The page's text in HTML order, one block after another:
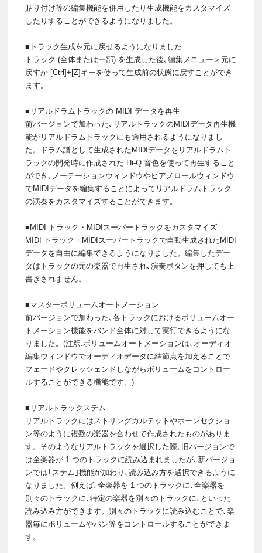
貼り付け等の編集機能を併用したり生成機能をカスタマイズ
したりすることができるようになりました。
■トラック生成を元に戻せるようになりました
トラック (全体または一部) を生成した後､編集メニュー＞元に
戻すか [Ctrl]+[Z]キーを使って生成前の状態に戻すことができ
ます。
■リアルドラムトラックの MIDI データを再生
前バージョンで加わった､リアルトラックのMIDIデータ再生機
能がリアルドラムトラックにも適用されるようになりまし
た。ドラム譜として生成されたMIDIデータをリアルドラムト
ラックの開発時に作成された Hi-Q 音色を使って再生すること
ができ､ノーテーションウィンドウやピアノロールウィンドウ
でMIDIデータを編集することによってリアルドラムトラック
の演奏をカスタマイズすることができます。
■MIDI トラック・MIDIスーパートラックをカスタマイズ
MIDI トラック・MIDIスーパートラックで自動生成されたMIDI
データを自由に編集できるようになりました。編集したデー
タはトラックの元の楽器で再生され､演奏ボタンを押しても上
書きされません。
■マスターボリュームオートメーション
前バージョンで加わった､各トラックにおけるボリュームオー
トメーション機能をバンド全体に対して実行できるようにな
りました。(注釈:ボリュームオートメーションは､オーディオ
編集ウィンドウでオーディオデータに結節点を加えることで
フェードやクレッシェンドしながらボリュームをコントロー
ルすることができる機能です。)
■リアルトラックステム
リアルトラックにはストリングカルテットやホーンセクショ
ン等のように複数の楽器を合わせて作成されたものがありま
す。そのようなリアルトラックを選択した際､旧バージョンで
は全楽器が 1 つのトラックに読み込まれましたが､新バージョ
ンでは｢ステム｣機能が加わり､読み込み方を選択できるように
なりました。例えば､全楽器を 1 つのトラックに､全楽器を
別々のトラックに､特定の楽器を別々のトラックに､といった
読み込み方ができます。別々のトラックに読み込むことで､楽
器毎にボリュームやパン等をコントロールすることができま
す。